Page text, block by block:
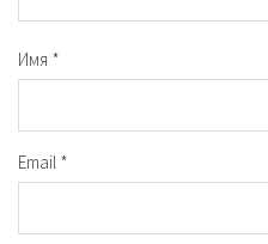
Имя *
Email *